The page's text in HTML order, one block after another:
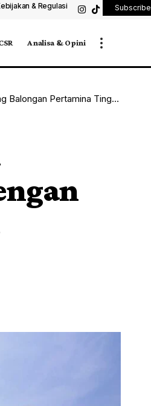
& Regulasi Subscribe
Analisa & Opini
Pertamina Tingkatkan Keselamatan dengan Teknologi dan Filosofi Baru